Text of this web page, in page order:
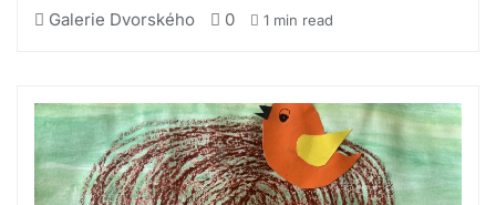
Galerie Dvorského 0 1 min read